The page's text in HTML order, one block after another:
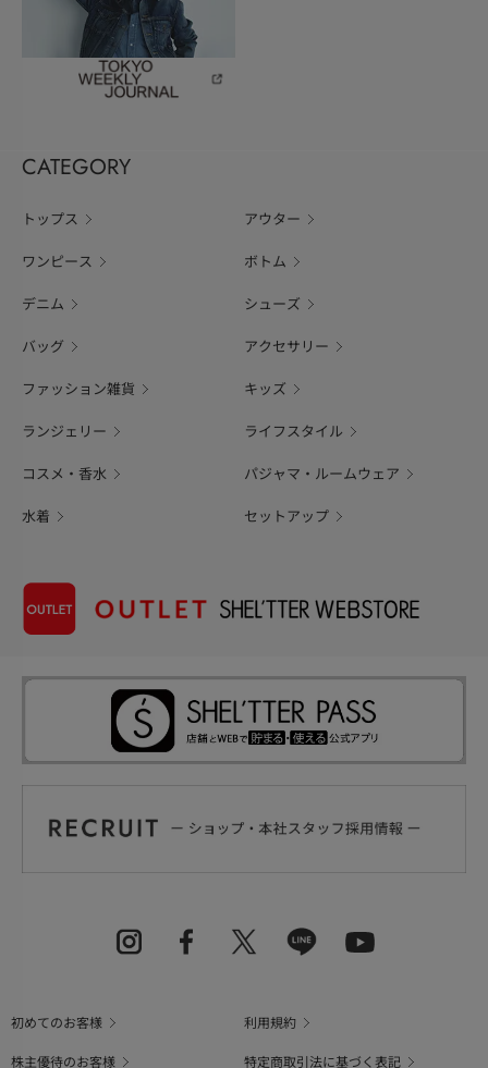
CATEGORY
トップス アウター
ワンピース ボトム
デニム シューズ
バッグ アクセサリー
ファッション雑貨 キッズ
ランジェリー ライフスタイル
コスメ・香水 パジャマ・ルームウェア
水着 セットアップ
初めてのお客様
利用規約
株主優待のお客様
特定商取引法に基づく表記